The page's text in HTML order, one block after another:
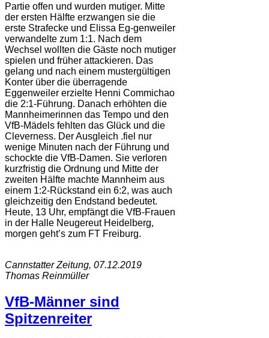
Partie offen und wurden mutiger. Mitte
der ersten Hälfte erzwangen sie die
erste Strafecke und Elissa Eg-genweiler
verwandelte zum 1:1. Nach dem
Wechsel wollten die Gäste noch mutiger
spielen und früher attackieren. Das
gelang und nach einem mustergültigen
Konter über die überragende
Eggenweiler erzielte Henni Commichao
die 2:1-Führung. Danach erhöhten die
Mannheimerinnen das Tempo und den
VfB-Mädels fehlten das Glück und die
Cleverness. Der Ausgleich .fiel nur
wenige Minuten nach der Führung und
schockte die VfB-Damen. Sie verloren
kurzfristig die Ordnung und Mitte der
zweiten Hälfte machte Mannheim aus
einem 1:2-Rückstand ein 6:2, was auch
gleichzeitig den Endstand bedeutet.
Heute, 13 Uhr, empfängt die VfB-Frauen
in der Halle Neugereut Heidelberg,
morgen geht’s zum FT Freiburg.
Cannstatter Zeitung, 07.12.2019
Thomas Reinmüller
VfB-Männer sind
Spitzenreiter